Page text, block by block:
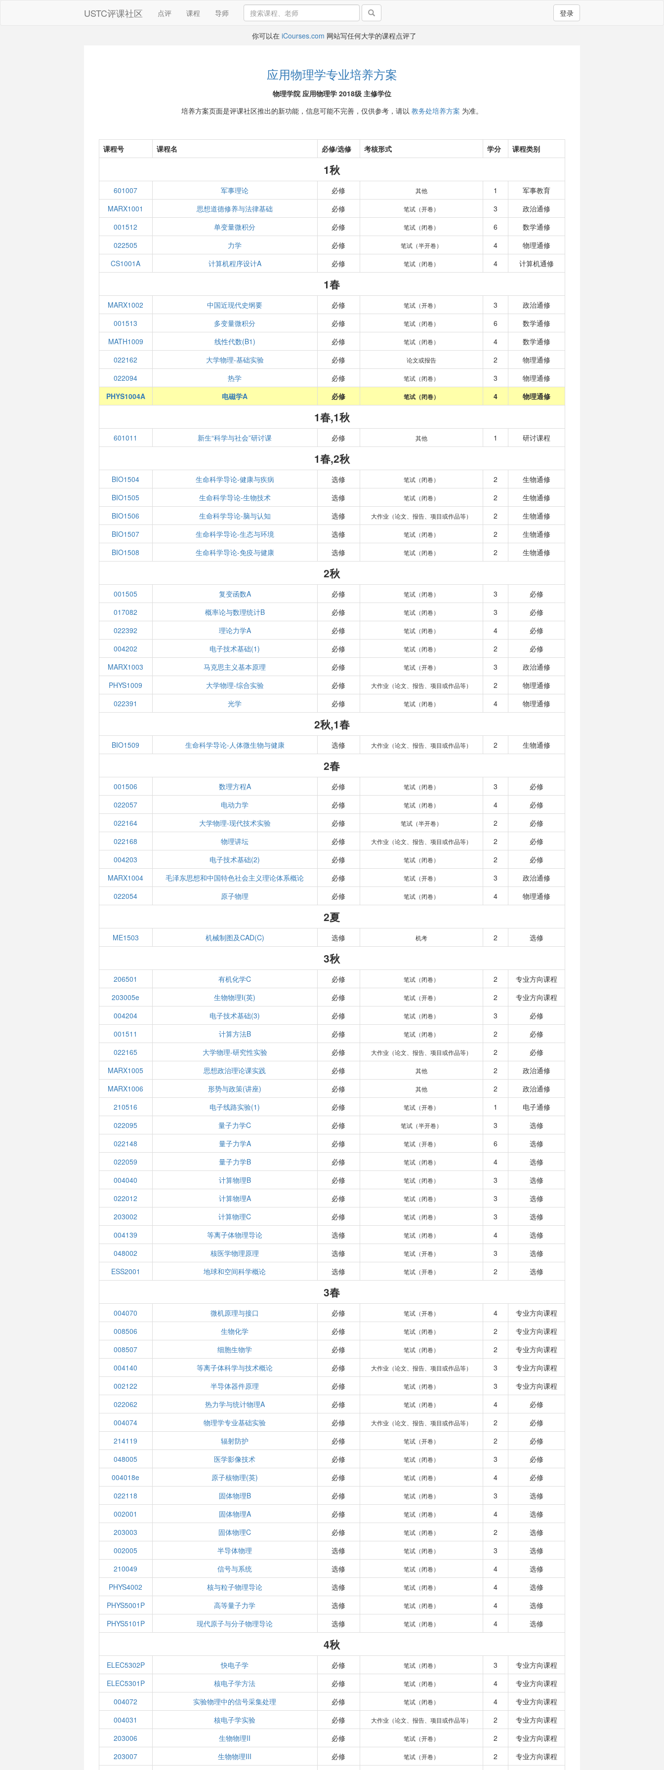
USTC评课社区 点评 课程 导师 登录
你可以在 iCourses.com 网站写任何大学的课程点评了
应用物理学专业培养方案
物理学院 应用物理学 2018级 主修学位
培养方案页面是评课社区推出的新功能，信息可能不完善，仅供参考，请以 教务处培养方案 为准。
课程号 课程名 必修/选修 考核形式 学分 课程类别
1秋
601007 军事理论 必修 其他 1
军事教育
MARX1001
思想道德修养与法律基础 必修 笔试（开卷） 3
政治通修
001512
单变量微积分 必修 笔试（闭卷） 6
数学通修
022505
力学 必修 笔试（半开卷） 4
物理通修
CS1001A
计算机程序设计A 必修 笔试（闭卷） 4 计算机通修
1春
MARX1002 中国近现代史纲要 必修 笔试（开卷） 3
政治通修
001513
多变量微积分 必修 笔试（闭卷） 6
数学通修
MATH1009
线性代数(B1) 必修 笔试（闭卷） 4
数学通修
022162
大学物理-基础实验 必修 论文或报告 2
物理通修
022094
热学 必修 笔试（闭卷） 3
物理通修
PHYS1004A
电磁学A 必修 笔试（闭卷） 4 物理通修
1春,1秋
601011 新生“科学与社会”研讨课 必修 其他 1 研讨课程
1春,2秋
BIO1504 生命科学导论-健康与疾病 选修 笔试（闭卷） 2
生物通修
BIO1505
生命科学导论-生物技术 选修 笔试（闭卷） 2
生物通修
BIO1506
生命科学导论-脑与认知 选修 大作业（论文、报告、项目或作品等） 2
生物通修
BIO1507
生命科学导论-生态与环境 选修 笔试（闭卷） 2
生物通修
BIO1508
生命科学导论-免疫与健康 选修 笔试（闭卷） 2 生物通修
2秋
001505 复变函数A 必修 笔试（闭卷） 3
必修
017082
概率论与数理统计B 必修 笔试（闭卷） 3
必修
022392
理论力学A 必修 笔试（闭卷） 4
必修
004202
电子技术基础(1) 必修 笔试（闭卷） 2
必修
MARX1003
马克思主义基本原理 必修 笔试（开卷） 3
政治通修
PHYS1009
大学物理-综合实验 必修 大作业（论文、报告、项目或作品等） 2
物理通修
022391
光学 必修 笔试（闭卷） 4 物理通修
2秋,1春
BIO1509 生命科学导论-人体微生物与健康 选修 大作业（论文、报告、项目或作品等） 2 生物通修
2春
001506 数理方程A 必修 笔试（闭卷） 3
必修
022057
电动力学 必修 笔试（闭卷） 4
必修
022164
大学物理-现代技术实验 必修 笔试（半开卷） 2
必修
022168
物理讲坛 必修 大作业（论文、报告、项目或作品等） 2
必修
004203
电子技术基础(2) 必修 笔试（闭卷） 2
必修
MARX1004
毛泽东思想和中国特色社会主义理论体系概论 必修 笔试（开卷） 3
政治通修
022054
原子物理 必修 笔试（闭卷） 4 物理通修
2夏
ME1503 机械制图及CAD(C) 选修 机考 2 选修
3秋
206501 有机化学C 必修 笔试（闭卷） 2
专业方向课程
203005e
生物物理I(英) 必修 笔试（开卷） 2
专业方向课程
004204
电子技术基础(3) 必修 笔试（闭卷） 3
必修
001511
计算方法B 必修 笔试（闭卷） 2
必修
022165
大学物理-研究性实验 必修 大作业（论文、报告、项目或作品等） 2
必修
MARX1005
思想政治理论课实践 必修 其他 2
政治通修
MARX1006
形势与政策(讲座) 必修 其他 2
政治通修
210516
电子线路实验(1) 必修 笔试（开卷） 1
电子通修
022095
量子力学C 必修 笔试（半开卷） 3
选修
022148
量子力学A 必修 笔试（开卷） 6
选修
022059
量子力学B 必修 笔试（闭卷） 4
选修
004040
计算物理B 必修 笔试（闭卷） 3
选修
022012
计算物理A 必修 笔试（闭卷） 3
选修
203002
计算物理C 必修 笔试（闭卷） 3
选修
004139
等离子体物理导论 选修 笔试（闭卷） 4
选修
048002
核医学物理原理 选修 笔试（开卷） 3
选修
ESS2001
地球和空间科学概论 选修 笔试（开卷） 2 选修
3春
004070 微机原理与接口 必修 笔试（开卷） 4
专业方向课程
008506
生物化学 必修 笔试（闭卷） 2
专业方向课程
008507
细胞生物学 必修 笔试（闭卷） 2
专业方向课程
004140
等离子体科学与技术概论 必修 大作业（论文、报告、项目或作品等） 3
专业方向课程
002122
半导体器件原理 必修 笔试（闭卷） 3
专业方向课程
022062
热力学与统计物理A 必修 笔试（闭卷） 4
必修
004074
物理学专业基础实验 必修 大作业（论文、报告、项目或作品等） 2
必修
214119
辐射防护 必修 笔试（开卷） 2
必修
048005
医学影像技术 必修 笔试（闭卷） 3
必修
004018e
原子核物理(英) 必修 笔试（闭卷） 4
必修
022118
固体物理B 必修 笔试（闭卷） 3
选修
002001
固体物理A 必修 笔试（闭卷） 4
选修
203003
固体物理C 必修 笔试（闭卷） 2
选修
002005
半导体物理 选修 笔试（闭卷） 3
选修
210049
信号与系统 选修 笔试（闭卷） 4
选修
PHYS4002
核与粒子物理导论 选修 笔试（闭卷） 4
选修
PHYS5001P
高等量子力学 选修 笔试（闭卷） 4
选修
PHYS5101P
现代原子与分子物理导论 选修 笔试（闭卷） 4 选修
4秋
ELEC5302P 快电子学 必修 笔试（闭卷） 3
专业方向课程
ELEC5301P
核电子学方法 必修 笔试（闭卷） 4
专业方向课程
004072
实验物理中的信号采集处理 必修 笔试（闭卷） 4
专业方向课程
004031
核电子学实验 必修 大作业（论文、报告、项目或作品等） 2
专业方向课程
203006
生物物理II 必修 笔试（开卷） 2
专业方向课程
203007
生物物理III 必修 笔试（开卷） 2
专业方向课程